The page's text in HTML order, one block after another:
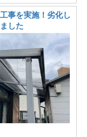
事を実施！劣化し
した